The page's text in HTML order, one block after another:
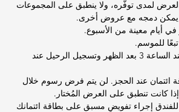
لمدى توفّره، ولا ينطبق على المجموعات
في أيام معينة من الأسبوع.
للموسم.
يتم تسجيل الوصول عند الساعة 3 بعد الظهر وتسجيل الرحيل عند
ائتمان عند الحجز. لن يتم فرض رسوم خلال
إذا كانت تنطبق على العرض المُختار.
إجراء تفويضٍ مسبق على بطاقة ائتمانك